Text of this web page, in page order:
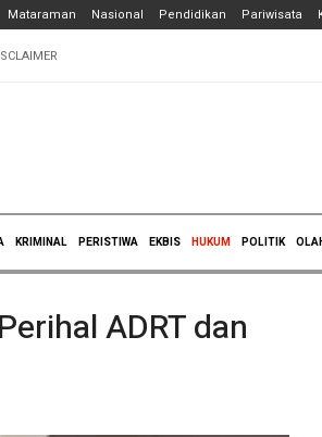
Mataraman Nasional Pendidikan Pariwisata
KRIMINAL PERISTIWA EKBIS HUKUM POLITIK
ADRT dan